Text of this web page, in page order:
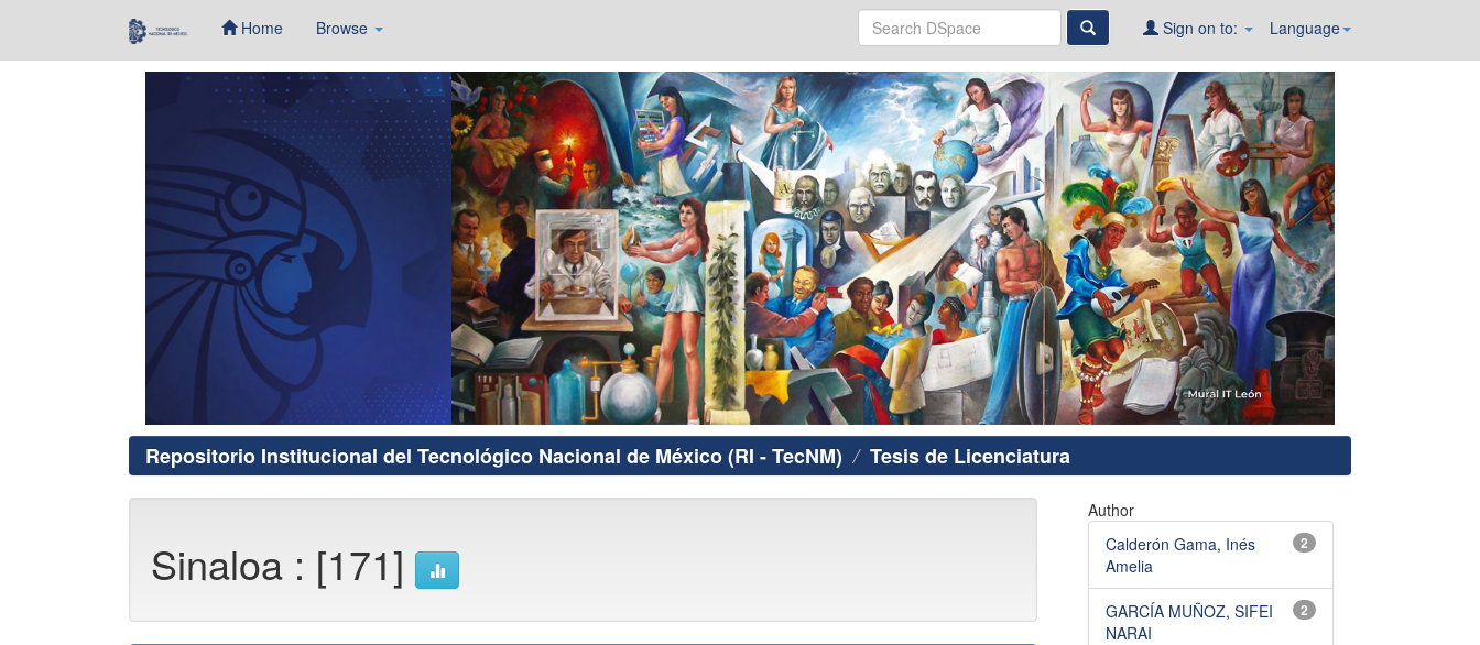
Home Browse Language
Sign on to:
Repositorio Institucional del Tecnológico Nacional de México (RI - TecNM) Tesis de Licenciatura
Sinaloa : [171]
Author
2
Calderón Gama, Inés
Amelia
2
GARCÍA MUÑOZ, SIFEI
NARAI